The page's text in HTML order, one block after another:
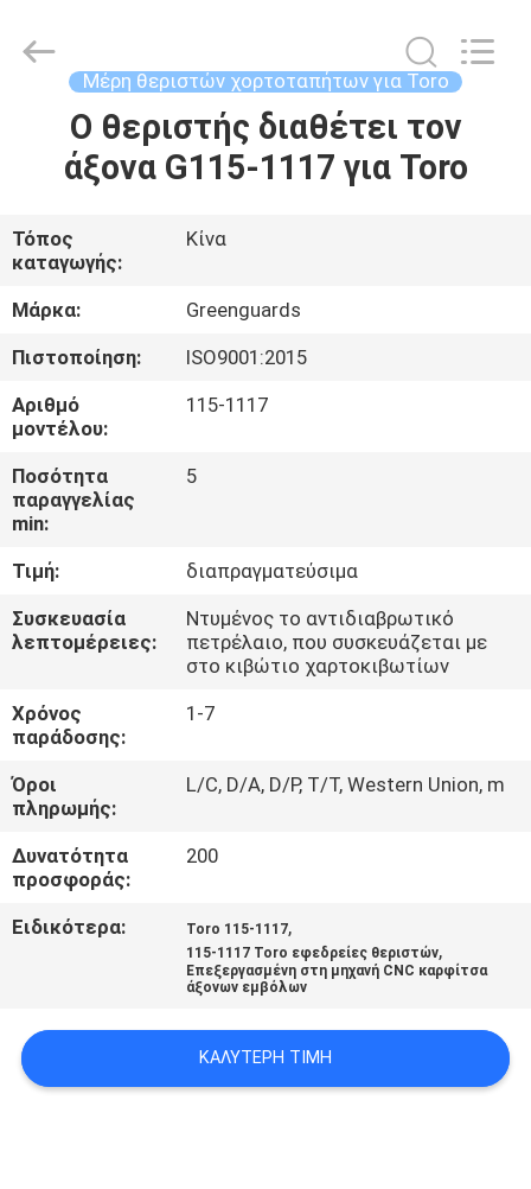
ΣΠΊΤΙ
ΠΕΡΊΠΟΥ
ΕΜΕΊΣ
ΓΎΡΟΣ
ΕΡΓΟΣΤΑΣΊΩΝ
ΠΟΙΟΤΙΚΌΣ
ΈΛΕΓΧΟΣ
ΜΑΣ
ΕΛΆΤΕ
ΣΕ
ΕΠΑΦΉ
ΜΕ
ΕΙΔΉΣΕΙΣ
ΖΗΤΉΣΤΕ
ΑΠΌΣΠΑΣΜΑ
SITEMAP
Trading
Μέρη θεριστών χορτοταπήτων για Toro
Ο θεριστής διαθέτει τον
άξονα G115-1117 για Toro
Τόπος
καταγωγής:
Κίνα
Μάρκα:
Greenguards
Πιστοποίηση:
ISO9001:2015
Αριθμό
μοντέλου:
115-1117
Ποσότητα
παραγγελίας
min:
5
Τιμή:
διαπραγματεύσιμα
Συσκευασία
λεπτομέρειες:
Ντυμένος το αντιδιαβρωτικό
πετρέλαιο, που συσκευάζεται με
στο κιβώτιο χαρτοκιβωτίων
Χρόνος
παράδοσης:
1-7
Όροι
πληρωμής:
L/C, D/A, D/P, T/T, Western Union, m
Δυνατότητα
προσφοράς:
200
Ειδικότερα: Toro 115-1117,
115-1117 Toro εφεδρείες θεριστών,
Επεξεργασμένη στη μηχανή CNC καρφίτσα
άξονων εμβόλων
ΚΑΛΎΤΕΡΗ ΤΙΜΉ